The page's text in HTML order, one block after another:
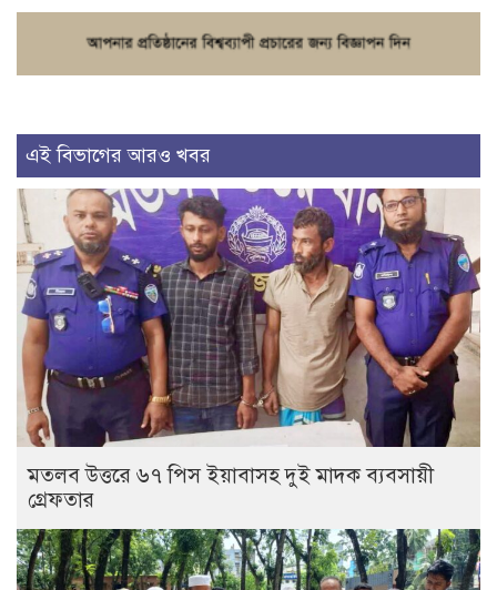
এই বিভাগের আরও খবর
মতলব উত্তরে ৬৭ পিস ইয়াবাসহ দুই মাদক ব্যবসায়ী
গ্রেফতার